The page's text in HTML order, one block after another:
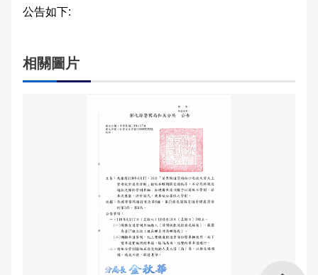
廉政指引
防空疏散避難專區
警民交流留言板
影音多媒體
常見問答
English
公告如下:
相關圖片